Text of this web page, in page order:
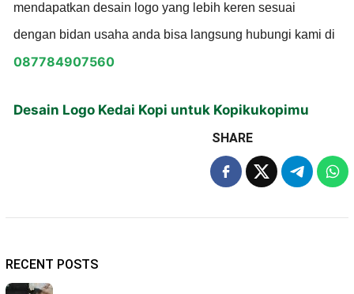
mendapatkan desain logo yang lebih keren sesuai
dengan bidan usaha anda bisa langsung hubungi kami di
087784907560
Desain Logo Kedai Kopi untuk Kopikukopimu
SHARE
RECENT POSTS